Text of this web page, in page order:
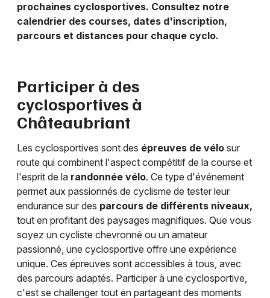
prochaines cyclosportives. Consultez notre
calendrier des courses, dates d'inscription,
parcours et distances pour chaque cyclo.
Participer à des
cyclosportives à
Châteaubriant
Les cyclosportives sont des épreuves de vélo sur
route qui combinent l'aspect compétitif de la course et
l'esprit de la randonnée vélo. Ce type d'événement
permet aux passionnés de cyclisme de tester leur
endurance sur des parcours de différents niveaux,
tout en profitant des paysages magnifiques. Que vous
soyez un cycliste chevronné ou un amateur
passionné, une cyclosportive offre une expérience
unique. Ces épreuves sont accessibles à tous, avec
des parcours adaptés. Participer à une cyclosportive,
c'est se challenger tout en partageant des moments